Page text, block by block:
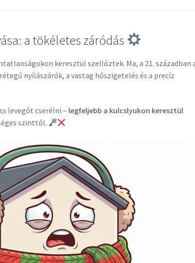
a tökéletes záródás
keresztül szellőztek. Ma, a 21. században
nyílászárók, a vastag hőszigetelés és a precíz
levegőt cserélni – legfeljebb a kulcslyukon keresztül
szinttől.